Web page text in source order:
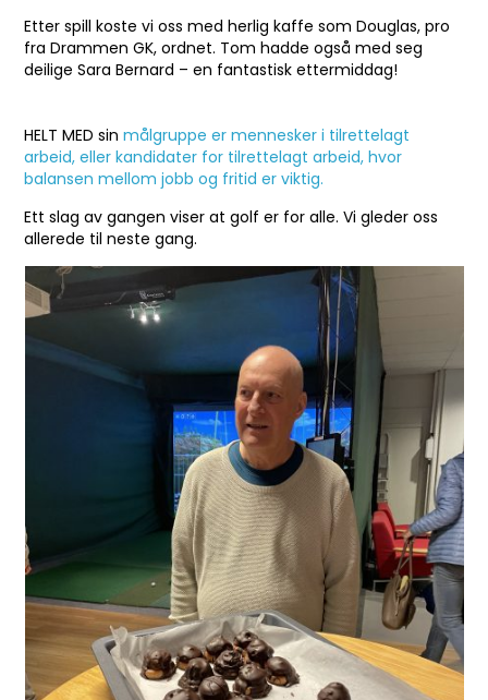
Etter spill koste vi oss med herlig kaffe som Douglas, pro
fra Drammen GK, ordnet. Tom hadde også med seg
deilige Sara Bernard – en fantastisk ettermiddag!
HELT MED sinmålgruppe er mennesker i tilrettelagt
arbeid, eller kandidater for tilrettelagt arbeid, hvor
balansen mellom jobb og fritid er viktig.
Ett slag av gangen viser at golf er for alle. Vi gleder oss
allerede til neste gang.